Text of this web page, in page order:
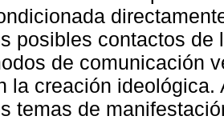
posibles contactos de
de comunicación
la creación ideológica.
temas de